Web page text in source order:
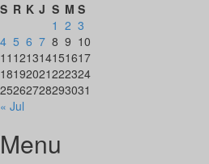
S R K J S M S
1 2 3
4 5 6 7 8 9 10
11 121314151617
18192021222324
25262728293031
« Jul
Menu